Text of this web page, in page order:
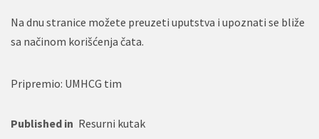
Na dnu stranice možete preuzeti uputstva i upoznati se bliže
sa načinom korišćenja čata.
Pripremio: UMHCG tim
Published in Resurni kutak